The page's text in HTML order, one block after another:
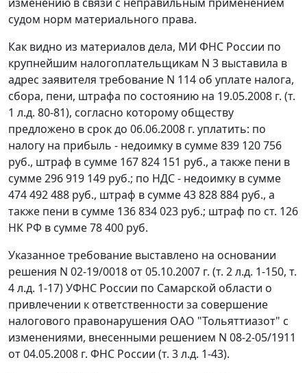
изменению в связи с неправильным применением
судом норм материального права.
Как видно из материалов дела, МИ ФНС России по
крупнейшим налогоплательщикам N 3 выставила в
адрес заявителя требование N 114 об уплате налога,
сбора, пени, штрафа по состоянию на 19.05.2008 г. (т.
1 л.д. 80-81), согласно которому обществу
предложено в срок до 06.06.2008 г. уплатить: по
налогу на прибыль - недоимку в сумме 839 120 756
руб., штраф в сумме 167 824 151 руб., а также пени в
сумме 296 919 149 руб.; по НДС - недоимку в сумме
474 492 488 руб., штраф в сумме 43 828 884 руб., а
также пени в сумме 136 834 023 руб.; штраф по ст. 126
НК РФ в сумме 78 400 руб.
Указанное требование выставлено на основании
решения N 02-19/0018 от 05.10.2007 г. (т. 2 л.д. 1-150, т.
4 л.д. 1-17) УФНС России по Самарской области о
привлечении к ответственности за совершение
налогового правонарушения ОАО "Тольяттиазот" с
изменениями, внесенными решением N 08-2-05/1911
от 04.05.2008 г. ФНС России (т. 3 л.д. 1-43).